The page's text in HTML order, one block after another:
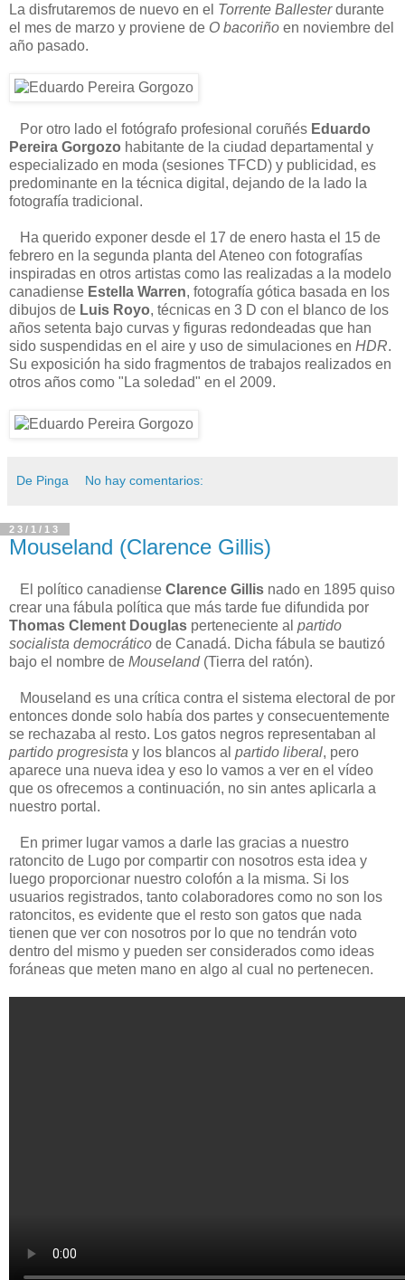
La disfrutaremos de nuevo en el Torrente Ballesterdurante
el mes de marzo y proviene de O bacoriño en noviembre del
año pasado.
Por otro lado el fotógrafo profesional coruñés Eduardo
Pereira Gorgozo habitante de la ciudad departamental y
especializado en moda (sesiones TFCD) y publicidad, es
predominante en la técnica digital, dejando de la lado la
fotografía tradicional.
Ha querido exponer desde el 17 de enero hasta el 15 de
febrero en la segunda planta del Ateneo con fotografías
inspiradas en otros artistas como las realizadas a la modelo
canadiense Estella Warren, fotografía gótica basada en los
dibujos de Luis Royo, técnicas en 3 D con el blanco de los
años setenta bajo curvas y figuras redondeadas que han
sido suspendidas en el aire y uso de simulaciones en HDR.
Su exposición ha sido fragmentos de trabajos realizados en
otros años como "La soledad" en el 2009.
De Pinga No hay comentarios:
23/1/13
Mouseland (Clarence Gillis)
El político canadiense Clarence Gillis nado en 1895 quiso
crear una fábula política que más tarde fue difundida por
Thomas Clement Douglas perteneciente al partido
socialista democrático de Canadá. Dicha fábula se bautizó
bajo el nombre de Mouseland (Tierra del ratón).
Mouseland es una crítica contra el sistema electoral de por
entonces donde solo había dos partes y consecuentemente
se rechazaba al resto. Los gatos negros representaban al
partido progresista y los blancos al partido liberal, pero
aparece una nueva idea y eso lo vamos a ver en el vídeo
que os ofrecemos a continuación, no sin antes aplicarla a
nuestro portal.
En primer lugar vamos a darle las gracias a nuestro
ratoncito de Lugo por compartir con nosotros esta idea y
luego proporcionar nuestro colofón a la misma. Si los
usuarios registrados, tanto colaboradores como no son los
ratoncitos, es evidente que el resto son gatos que nada
tienen que ver con nosotros por lo que no tendrán voto
dentro del mismo y pueden ser considerados como ideas
foráneas que meten mano en algo al cual no pertenecen.